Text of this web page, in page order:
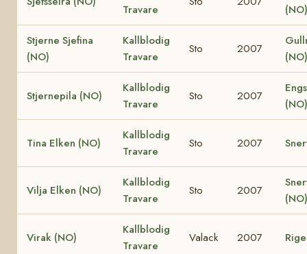
Travare
(NO)
Stjerne Sjefina
(NO)
Kallblodig
Travare
Sto 2007
(NO)
Stjernepila (NO)
Kallblodig
Travare
Sto 2007
(NO)
Tina Elken (NO)
Kallblodig
Travare
Sto 2007
Vilja Elken (NO)
Kallblodig
Travare
Sto 2007
(NO)
Virak (NO)
Kallblodig
Travare
Valack 2007